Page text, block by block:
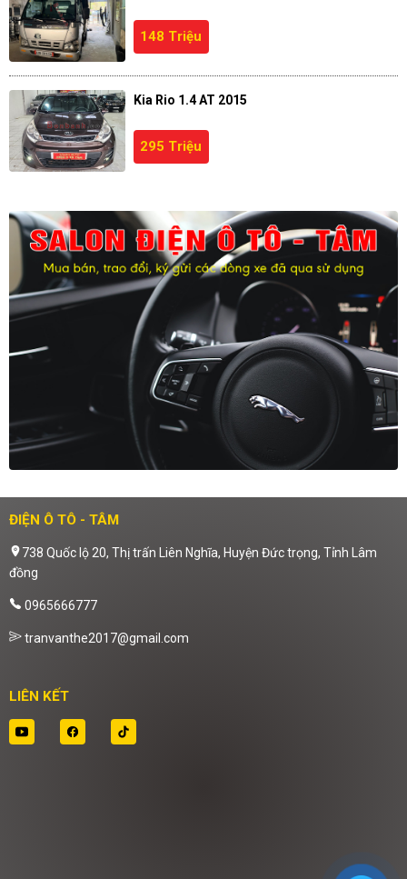
148 Triệu
Kia Rio 1.4 AT 2015
295 Triệu
ĐIỆN Ô TÔ - TÂM
738 Quốc lộ 20, Thị trấn Liên Nghĩa, Huyện Đức trọng, Tỉnh Lâm
đồng
0965666777
tranvanthe2017@gmail.com
LIÊN KẾT